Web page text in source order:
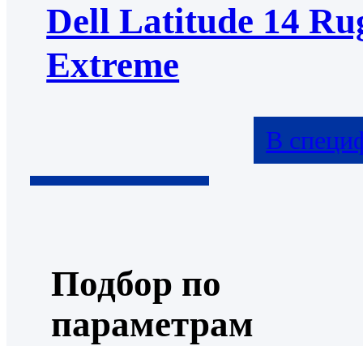
Dell Latitude 14
Extreme
В
Подбор по
параметрам